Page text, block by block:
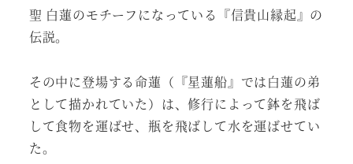
聖 白蓮のモチーフになっている『信貴山縁起』の
伝説。
その中に登場する命蓮（『星蓮船』では白蓮の弟
として描かれていた）は、修行によって鉢を飛ば
して食物を運ばせ、瓶を飛ばして水を運ばせてい
た。